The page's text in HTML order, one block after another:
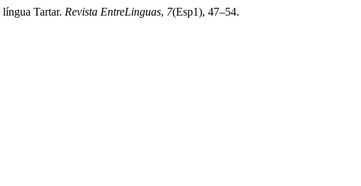
Tartar. Revista EntreLinguas, 7(Esp1), 47–54.